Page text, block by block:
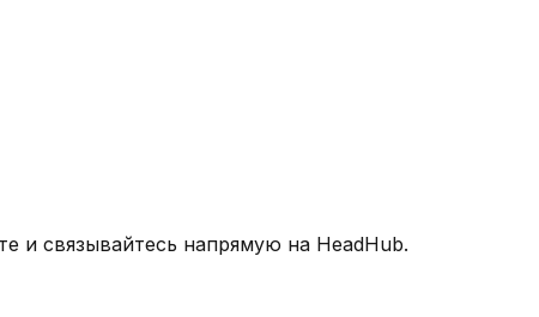
и связывайтесь напрямую на HeadHub.